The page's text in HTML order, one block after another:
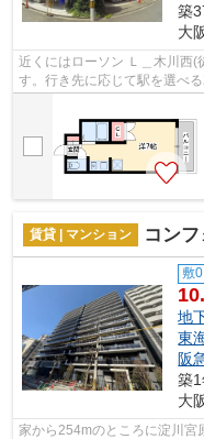
築
大
近くにはローソン Ｌ＿木川西
す。行き先に応じて駅を選べ
賃貸 | マンション コン
敷0
地
東
阪
築
大
家から254mのところに淀川宮